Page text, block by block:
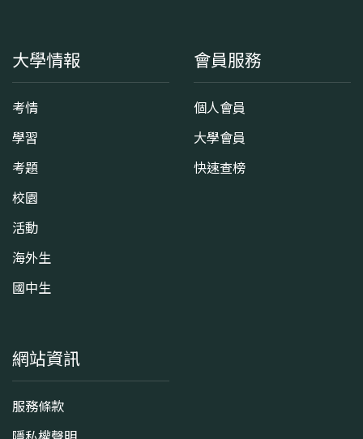
大學情報
考情
學習
考題
校園
活動
海外生
國中生
會員服務
個人會員
大學會員
快速查榜
網站資訊
服務條款